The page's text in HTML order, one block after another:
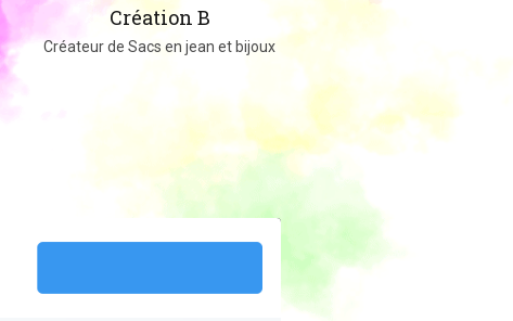
Création B
Créateur de Sacs en jean et bijoux
Créations au crochet ou tricot